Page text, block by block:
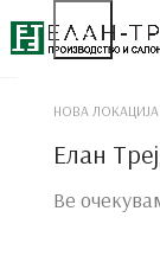
НОВА ЛОКАЦИЈА
Елан
Ве